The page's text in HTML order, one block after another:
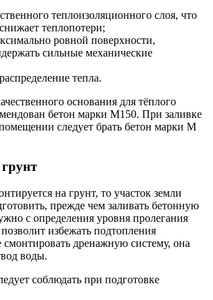
теплоизоляционного слоя, что
теплопотери;
ровной поверхности,
сильные механические
тепла.
основания для тёплого
бетон марки М150. При заливке
следует брать бетон марки М
на грунт, то участок земли
прежде чем заливать бетонную
с определения уровня пролегания
избежать подтопления
дренажную систему, она
воды.
соблюдать при подготовке